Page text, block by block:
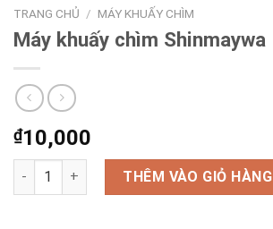
TRANG CHỦ / MÁY KHUẤY CHÌM
Máy khuấy chìm Shinmaywa
₫10,000
Máy khuấy chìm Shinmaywa số lượng
THÊM VÀO GIỎ HÀNG